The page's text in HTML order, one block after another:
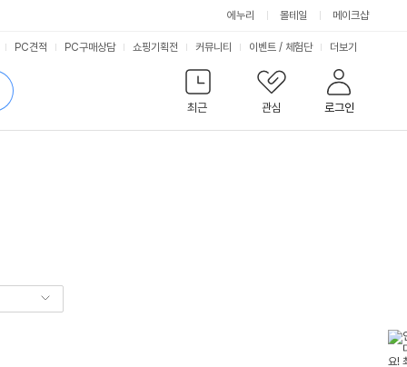
에누리 몰테일 메이크샵
최근
관심 로그인
PC견적 PC구매상담 쇼핑기획전 커뮤니티 이벤트 / 체험단 서
비
스
더보기